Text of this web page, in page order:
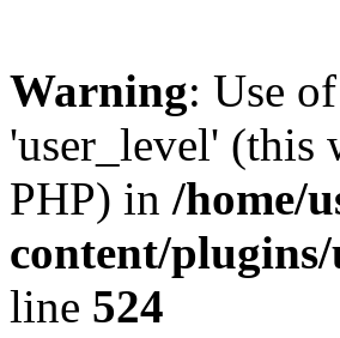
Warning: Use
'user_level'
PHP) in /home/
content/
line 524